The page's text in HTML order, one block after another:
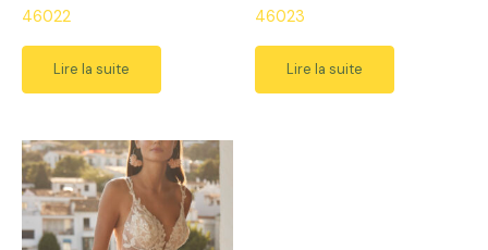
46022
Lire la suite
46023
Lire la suite